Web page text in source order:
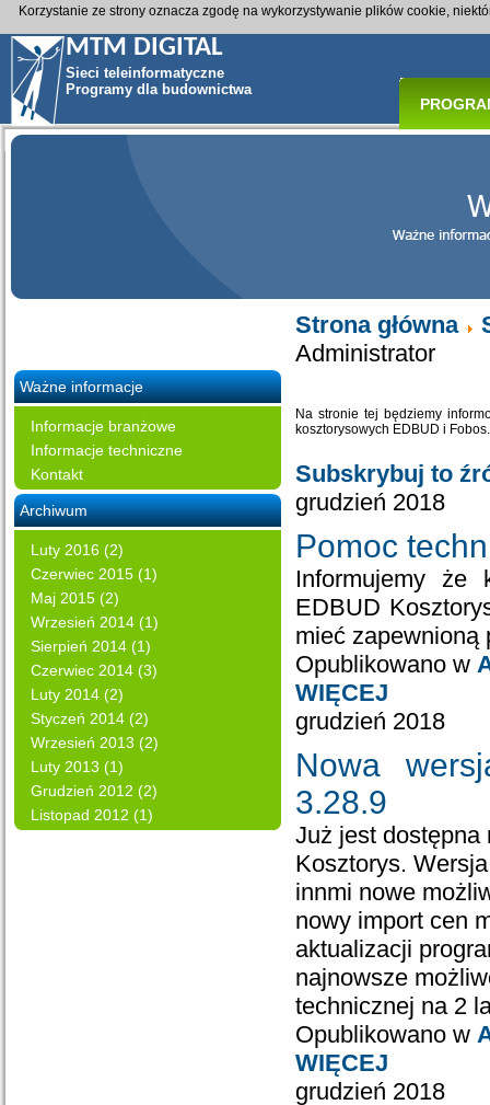
MTM DIGITAL
Sieci teleinformatyczne
Programy dla budownictwa
Ważne informacje
Informacje branżowe
Informacje techniczne
Kontakt
Archiwum
Luty 2016 (2)
Czerwiec 2015 (1)
Maj 2015 (2)
Wrzesień 2014 (1)
Sierpień 2014 (1)
Czerwiec 2014 (3)
Luty 2014 (2)
Styczeń 2014 (2)
Wrzesień 2013 (2)
Luty 2013 (1)
Grudzień 2012 (2)
Listopad 2012 (1)
Strona główna
Administrator
Na stronie tej będziemy
kosztorysowych EDBUD i
Subskrybuj to
grudzień 2018
Pomoc
Informujemy że
EDBUD
mieć
Opublikowano w
WIĘCEJ
grudzień 2018
Nowa
3.28.9
Już jest dostępna
Kosztorys.
innmi nowe
nowy import cen
aktualizacji
najnowsze
technicznej na 2
Opublikowano w
WIĘCEJ
grudzień 2018
Korzystanie ze strony oznacza zgodę na wykorzystywanie plików cookie,